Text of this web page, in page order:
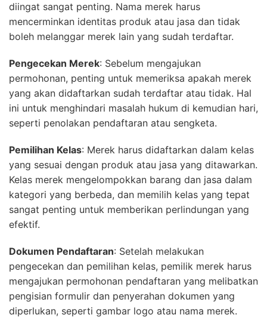
diingat sangat penting. Nama merek harus
mencerminkan identitas produk atau jasa dan tidak
boleh melanggar merek lain yang sudah terdaftar.
Pengecekan Merek: Sebelum mengajukan
permohonan, penting untuk memeriksa apakah merek
yang akan didaftarkan sudah terdaftar atau tidak. Hal
ini untuk menghindari masalah hukum di kemudian hari,
seperti penolakan pendaftaran atau sengketa.
Pemilihan Kelas: Merek harus didaftarkan dalam kelas
yang sesuai dengan produk atau jasa yang ditawarkan.
Kelas merek mengelompokkan barang dan jasa dalam
kategori yang berbeda, dan memilih kelas yang tepat
sangat penting untuk memberikan perlindungan yang
efektif.
Dokumen Pendaftaran: Setelah melakukan
pengecekan dan pemilihan kelas, pemilik merek harus
mengajukan permohonan pendaftaran yang melibatkan
pengisian formulir dan penyerahan dokumen yang
diperlukan, seperti gambar logo atau nama merek.